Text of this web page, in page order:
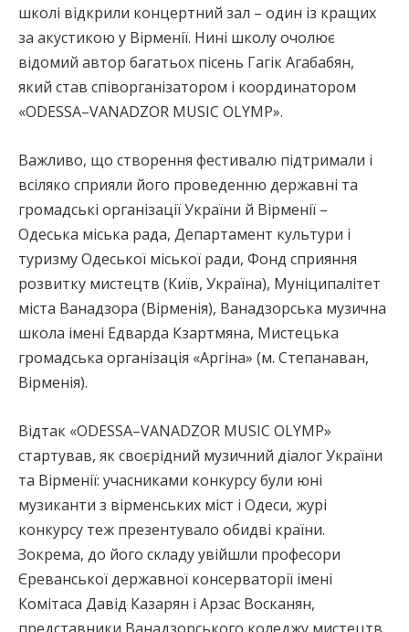
школі відкрили концертний зал – один із кращих
за акустикою у Вірменії. Нині школу очолює
відомий автор багатьох пісень Гагік Агабабян,
який став співорганізатором і координатором
«ODESSA–VANADZOR MUSIC OLYMP».
Важливо, що створення фестивалю підтримали і
всіляко сприяли його проведенню державні та
громадські організації України й Вірменії –
Одеська міська рада, Департамент культури і
туризму Одеської міської ради, Фонд сприяння
розвитку мистецтв (Київ, Україна), Муніципалітет
міста Ванадзора (Вірменія), Ванадзорська музична
школа імені Едварда Кзартмяна, Мистецька
громадська організація «Аргіна» (м. Степанаван,
Вірменія).
Відтак «ODESSA–VANADZOR MUSIC OLYMP»
стартував, як своєрідний музичний діалог України
та Вірменії: учасниками конкурсу були юні
музиканти з вірменських міст і Одеси, журі
конкурсу теж презентувало обидві країни.
Зокрема, до його складу увійшли професори
Єреванської державної консерваторії імені
Комітаса Давід Казарян і Арзас Восканян,